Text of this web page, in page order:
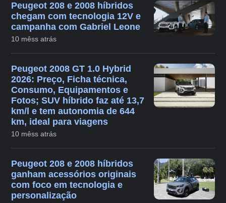
Peugeot 208 e 2008 híbridos
chegam com tecnologia 12V e
campanha com Gabriel Leone
10 mêss atrás
Peugeot 2008 GT 1.0 Hybrid
2026: Preço, Ficha técnica,
Consumo, Equipamentos e
Fotos; SUV híbrido faz até 13,7
km/l e tem autonomia de 644
km, ideal para viagens
10 mêss atrás
Peugeot 208 e 2008 híbridos
ganham acessórios originais
com foco em tecnologia e
personalização